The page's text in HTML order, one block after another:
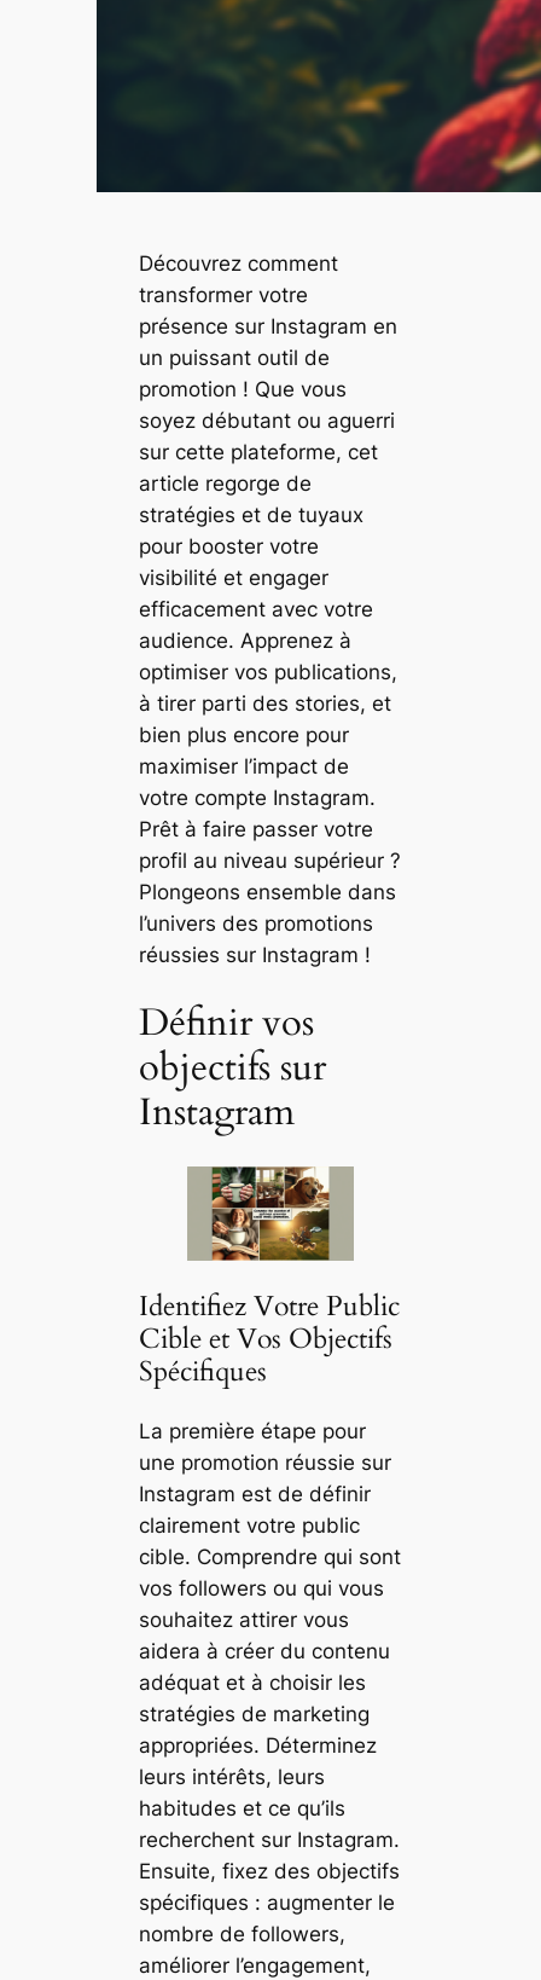
Découvrez comment
transformer votre
présence sur Instagram en
un puissant outil de
promotion ! Que vous
soyez débutant ou aguerri
sur cette plateforme, cet
article regorge de
stratégies et de tuyaux
pour booster votre
visibilité et engager
efficacement avec votre
audience. Apprenez à
optimiser vos publications,
à tirer parti des stories, et
bien plus encore pour
maximiser l’impact de
votre compte Instagram.
Prêt à faire passer votre
profil au niveau supérieur ?
Plongeons ensemble dans
l’univers des promotions
réussies sur Instagram !
Définir vos
objectifs sur
Instagram
Identifiez Votre Public
Cible et Vos Objectifs
Spécifiques
La première étape pour
une promotion réussie sur
Instagram est de définir
clairement votre public
cible. Comprendre qui sont
vos followers ou qui vous
souhaitez attirer vous
aidera à créer du contenu
adéquat et à choisir les
stratégies de marketing
appropriées. Déterminez
leurs intérêts, leurs
habitudes et ce qu’ils
recherchent sur Instagram.
Ensuite, fixez des objectifs
spécifiques : augmenter le
nombre de followers,
améliorer l’engagement,